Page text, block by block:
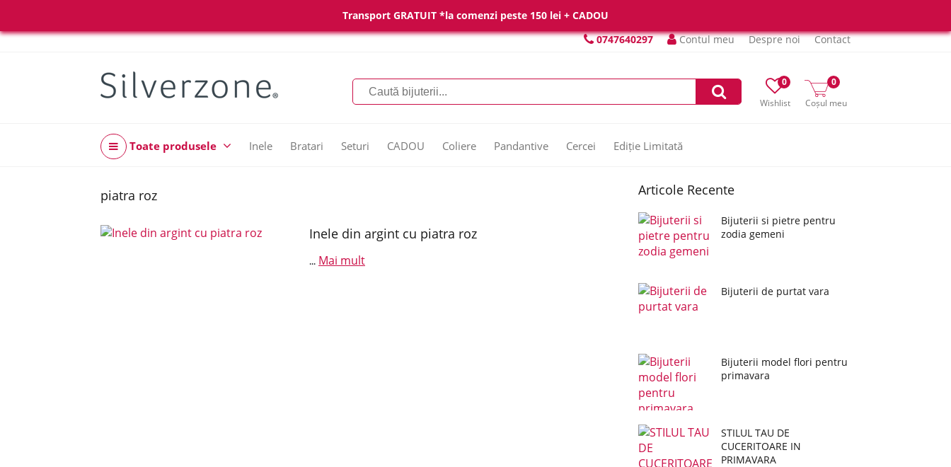
Transport GRATUIT *la comenzi peste 150 lei + CADOU
0747640297
Contul meu Despre noi Contact
Wishlist
0
Coșul meu
0
Toate produsele Inele Bratari Seturi CADOU Coliere Pandantive Cercei Ediție Limitată
piatra roz
Inele din argint cu piatra roz
... Mai mult
Articole Recente
Bijuterii si pietre pentru
zodia gemeni
Bijuterii de purtat vara
Bijuterii model flori pentru
primavara
STILUL TAU DE
CUCERITOARE IN
PRIMAVARA